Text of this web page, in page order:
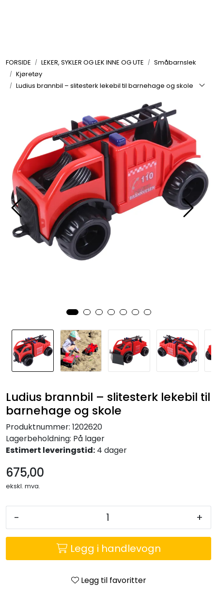
FORSIDE LEKER, SYKLER OG LEK INNE OG UTE
Småbarnslek
Kjøretøy
Ludius brannbil – slitesterk lekebil til barnehage og skole
Ludius brannbil – slitesterk lekebil til
barnehage og skole
Produktnummer: 1202620
Lagerbeholdning: På lager
Estimert leveringstid: 4 dager
675,00
ekskl. mva.
- +
Legg i handlevogn
Legg til favoritter
LEKER, SYKLER OG LEK INNE OG UTE
MØBLER, INVENTAR OG UTSTYR
LEKEPLASS
SPORT OG TRENING
KONTORMØBLER OG INNREDNING
OUTLET & GJENBRUK
BARNEHAGE OG SKOLE
Idrettslag
Park og anlegg/Byutvikling
Borettslag
Entreprenører
OUTLET & GJENBRUK